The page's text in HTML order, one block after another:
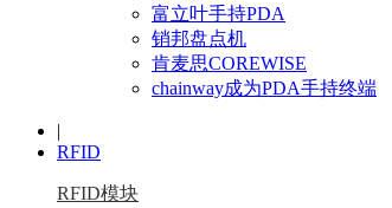
富立叶手持PDA
销邦盘点机
肯麦思COREWISE
chainway成为PDA手持终端
|
RFID
RFID模块